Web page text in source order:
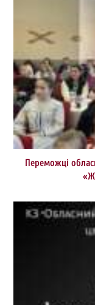
Переможці